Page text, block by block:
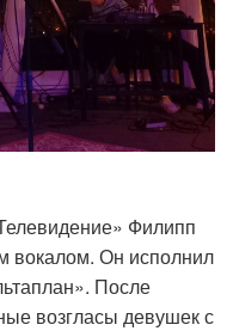
Филипп
Он исполнил
После
возгласы девушек с